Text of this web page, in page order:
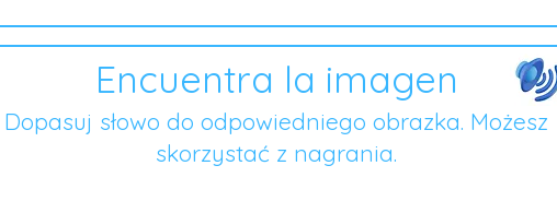
Encuentra la imagen
Dopasuj słowo do odpowiedniego obrazka. Możesz
skorzystać z nagrania.